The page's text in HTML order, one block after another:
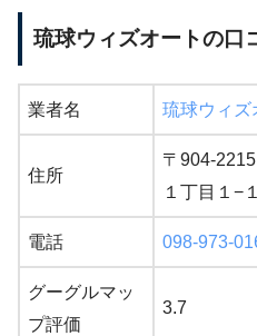
琉球ウィズオートの口
業者名 琉球ウィズ
住所
〒904-
１丁目１−
電話 098-973-
グーグルマッ
プ評価
3.7